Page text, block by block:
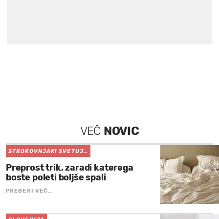
VEČ NOVIC
STROKOVNJAKI SVETUJ…
Preprost trik, zaradi katerega
boste poleti boljše spali
PREBERI VEČ…